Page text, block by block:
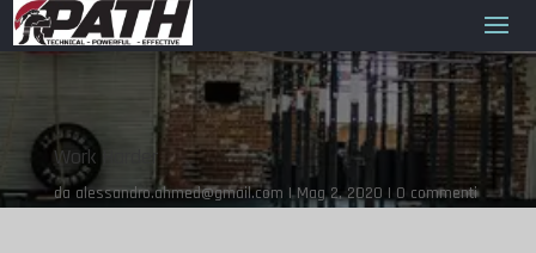
Work Harder
da alessandro.ahmed@gmail.com Mag 2, 2020 0 commenti